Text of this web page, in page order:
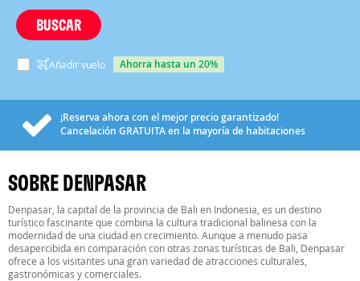
BUSCAR
Añadir vuelo ahorra hasta un 20%
¡Reserva ahora con el mejor precio garantizado!
Cancelación GRATUITAen la mayoría de habitaciones
SOBRE DENPASAR
Denpasar, la capital de la provincia de Bali en Indonesia, es un destino
turístico fascinante que combina la cultura tradicional balinesa con la
modernidad de una ciudad en crecimiento. Aunque a menudo pasa
desapercibida en comparación con otras zonas turísticas de Bali, Denpasar
ofrece a los visitantes una gran variedad de atracciones culturales,
gastronómicas y comerciales.